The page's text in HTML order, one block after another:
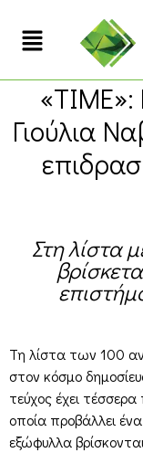
Γιούλια
Στη λίστα
Τη λίστα των 100
στον κόσμο
τεύχος έχει
οποία προβάλλει
εξώφυλλα